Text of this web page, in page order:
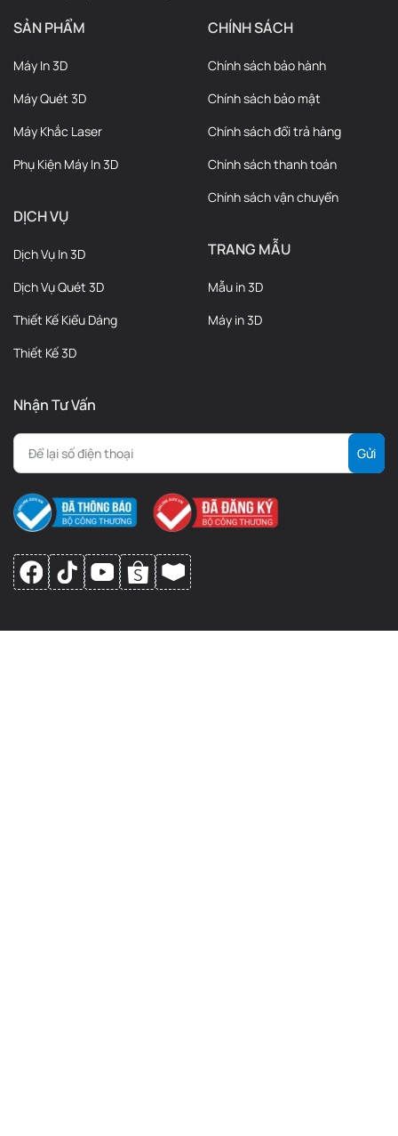
SẢN PHẨM
Máy In 3D
Máy Quét 3D
Máy Khắc Laser
Phụ Kiện Máy In 3D
DỊCH VỤ
Dịch Vụ In 3D
Dịch Vụ Quét 3D
Thiết Kế Kiểu Dáng
Thiết Kế 3D
CHÍNH SÁCH
Chính sách bảo hành
Chính sách bảo mật
Chính sách đổi trả hàng
Chính sách thanh toán
Chính sách vận chuyển
TRANG MẪU
Mẫu in 3D
Máy in 3D
Nhận Tư Vấn